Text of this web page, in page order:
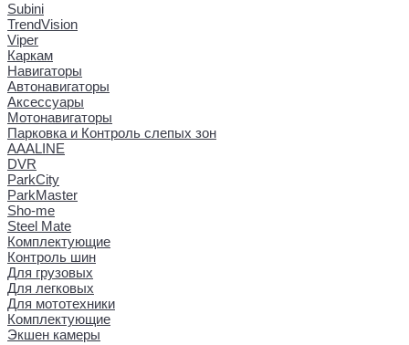
Subini
TrendVision
Viper
Каркам
Навигаторы
Автонавигаторы
Аксессуары
Мотонавигаторы
Парковка и Контроль слепых зон
AAALINE
DVR
ParkCity
ParkMaster
Sho-me
Steel Mate
Комплектующие
Контроль шин
Для грузовых
Для легковых
Для мототехники
Комплектующие
Экшен камеры